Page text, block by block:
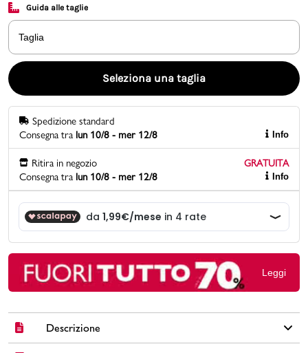
Accedi | Registrati
Carrello
Promo & News
negozi
contatti
pcard
Gift card
Guida alle taglie
Taglia
Seleziona una taglia
Spedizione standard
Consegna tra lun 10/8 - mer 12/8 Info
Ritira in negozio
GRATUITA
Consegna tra lun 10/8 - mer 12/8 Info
Leggi
Descrizione